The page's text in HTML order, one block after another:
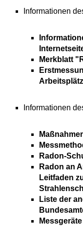
Informationen
Merkblatt
Informationen
Radon-
Radon an
Leitfaden
Liste der